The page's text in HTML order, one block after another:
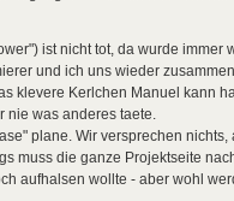
ist nicht tot, da wurde immer
und ich uns wieder
klevere Kerlchen Manuel kann
nie was anderes taete.
plane. Wir versprechen
muss die ganze Projektseite
aufhalsen wollte - aber wohl